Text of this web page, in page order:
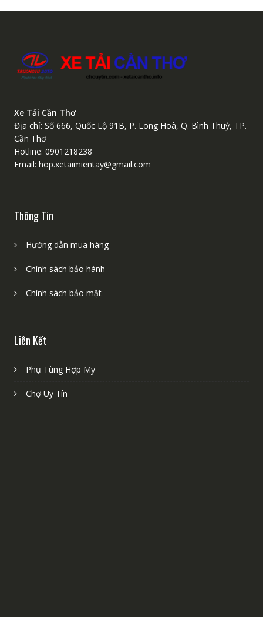
Xe Tải Cần Thơ
Địa chỉ: Số 666, Quốc Lộ 91B, P. Long Hoà, Q. Bình Thuỷ, TP.
Cần Thơ
Hotline: 0901218238
Email: hop.xetaimientay@gmail.com
Thông Tin
Hướng dẫn mua hàng
Chính sách bảo hành
Chính sách bảo mật
Liên Kết
Phụ Tùng Hợp My
Chợ Uy Tín